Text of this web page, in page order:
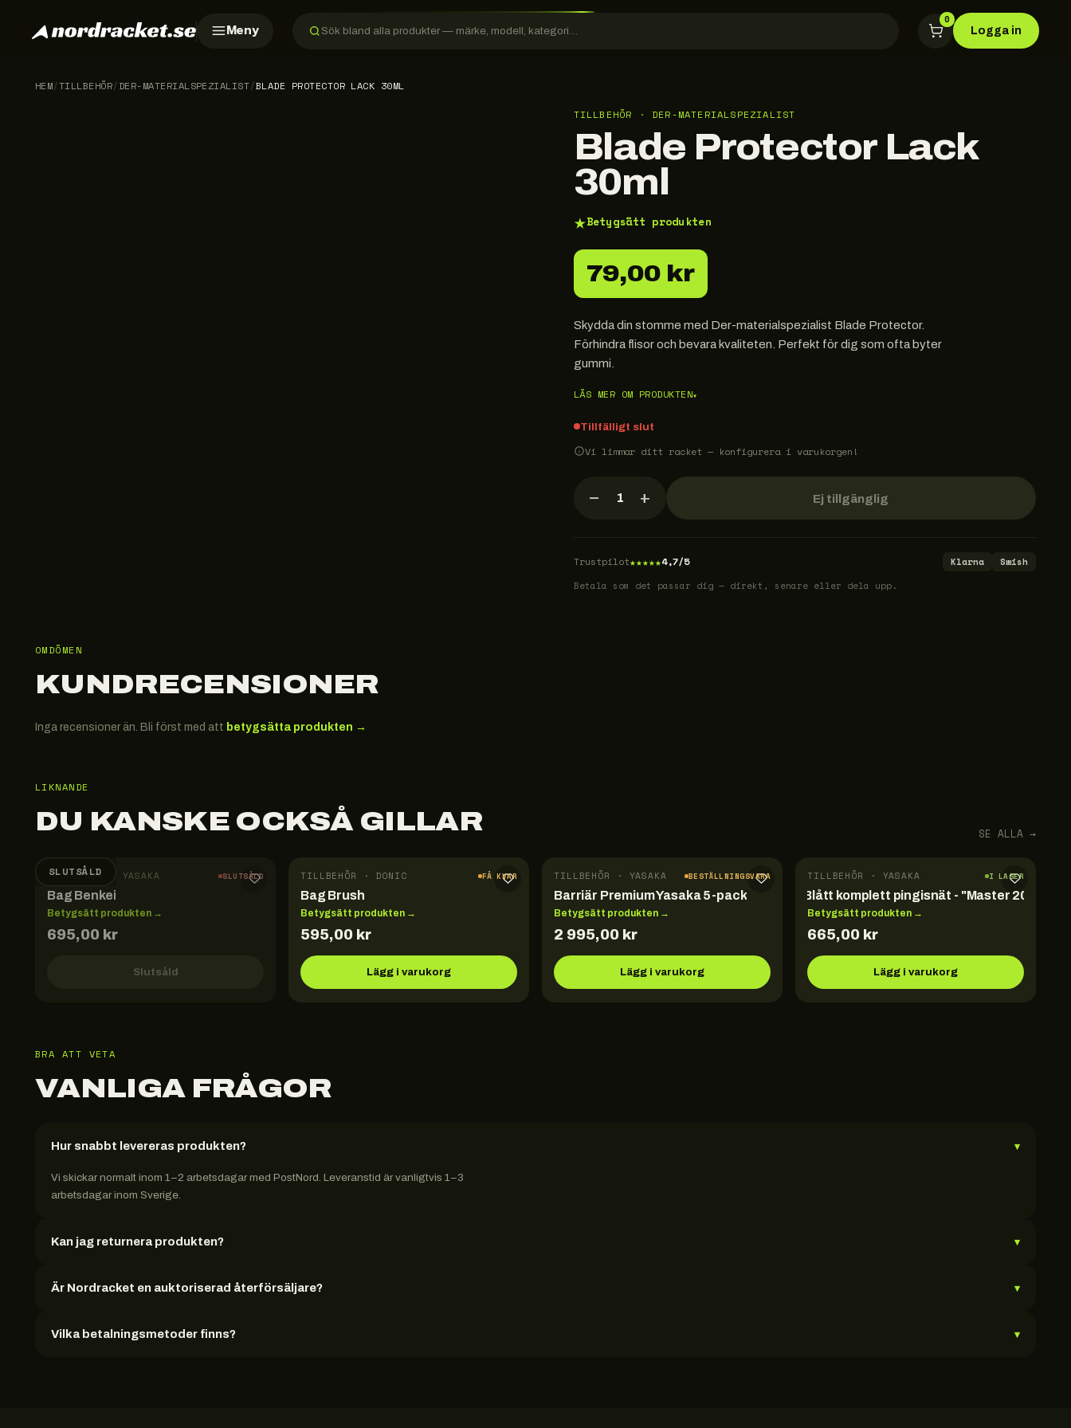
Meny
0
Logga in
HEM/TILLBEHÖR/DER-MATERIALSPEZIALIST/BLADE PROTECTOR LACK 30ML
TILLBEHÖR · DER-MATERIALSPEZIALIST
Blade Protector Lack
30ml
★Betygsätt produkten
79,00 kr
Skydda din stomme med Der-materialspezialist Blade Protector.
Förhindra flisor och bevara kvaliteten. Perfekt för dig som ofta byter
gummi.
LÄS MER OM PRODUKTEN▾
Tillfälligt slut
Vi limmar ditt racket — konfigurera i varukorgen!
− 1 + Ej tillgänglig
Trustpilot★★★★★4,7/5 Klarna
Swish
Betala som det passar dig — direkt, senare eller dela upp.
OMDÖMEN
KUNDRECENSIONER
Inga recensioner än. Bli först med att betygsätta produkten →
LIKNANDE
DU KANSKE OCKSÅ GILLAR SE ALLA →
SLUTSÅLD
TILLBEHÖR · YASAKA SLUTSÅLD
Bag Benkei
Betygsätt produkten →
695,00 kr
Slutsåld
TILLBEHÖR · DONIC FÅ KVAR
Bag Brush
Betygsätt produkten →
595,00 kr
Lägg i varukorg
TILLBEHÖR · YASAKA BESTÄLLNINGSVARA
Barriär Premium Yasaka 5-pack
Betygsätt produkten →
2 995,00 kr
Lägg i varukorg
TILLBEHÖR · YASAKA I LAGER
Blått komplett pingisnät - "Master 2000"
Betygsätt produkten →
665,00 kr
Lägg i varukorg
BRA ATT VETA
VANLIGA FRÅGOR
Hur snabbt levereras produkten? ▾
Vi skickar normalt inom 1–2 arbetsdagar med PostNord. Leveranstid är vanligtvis 1–3
arbetsdagar inom Sverige.
Kan jag returnera produkten? ▾
Är Nordracket en auktoriserad återförsäljare? ▾
Vilka betalningsmetoder finns? ▾